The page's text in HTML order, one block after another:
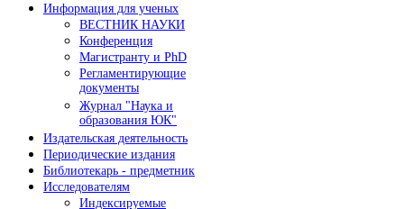
Информация для ученых
ВЕСТНИК НАУКИ
Конференция
Магистранту и PhD
Регламентирующие
документы
Журнал "Наука и
образования ЮК"
Издательская деятельность
Периодические издания
Библиотекарь - предметник
Исследователям
Индексируемые